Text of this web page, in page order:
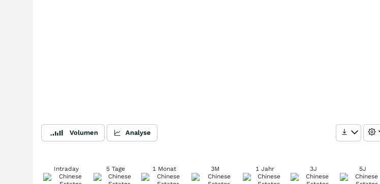
Volumen Analyse
Intraday 5 Tage 1 Monat 3M 1 Jahr 3J 5J